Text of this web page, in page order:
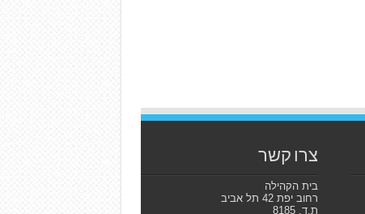
צרו קשר
בית הקהילה
רחוב יפת 42 תל אביב
ת.ד. 8185